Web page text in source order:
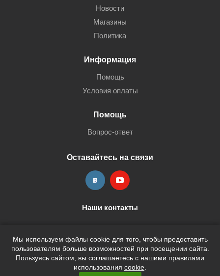
Мы используем файлы cookie для того, чтобы предоставить
пользователям больше возможностей при посещении сайта.
Пользуясь сайтом, вы соглашаетесь с нашими правилами
использования cookie
Новости
Магазины
Политика
Информация
Помощь
Условия оплаты
Помощь
Вопрос-ответ
Оставайтесь на связи
Наши контакты